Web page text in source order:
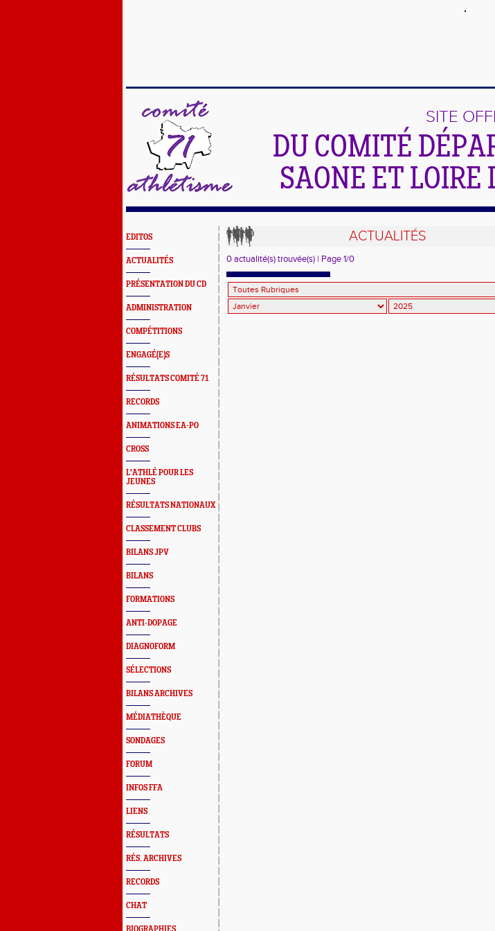
SITE
DU COMITÉ
SAONE ET
EDITOS
ACTUALITÉS
PRÉSENTATION DU CD
ADMINISTRATION
COMPÉTITIONS
ENGAGÉ(E)S
RÉSULTATS COMITÉ 71
RECORDS
ANIMATIONS EA-PO
CROSS
L'ATHLÉ POUR LES
JEUNES
RÉSULTATS NATIONAUX
CLASSEMENT CLUBS
BILANS JPV
BILANS
FORMATIONS
ANTI-DOPAGE
DIAGNOFORM
SÉLECTIONS
BILANS ARCHIVES
MÉDIATHÈQUE
SONDAGES
FORUM
INFOS FFA
LIENS
RÉSULTATS
RÉS. ARCHIVES
RECORDS
CHAT
ACTUALITÉS
0 actualité(s) trouvée(s) | Page 1/0